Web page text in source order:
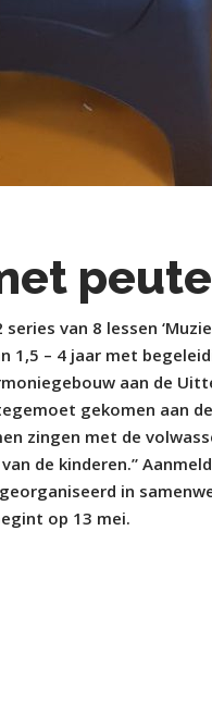
van 8 lessen
1,5 – 4 jaar met
aan de
gekomen aan
zingen met de
de kinderen.”
in
op 13 mei.